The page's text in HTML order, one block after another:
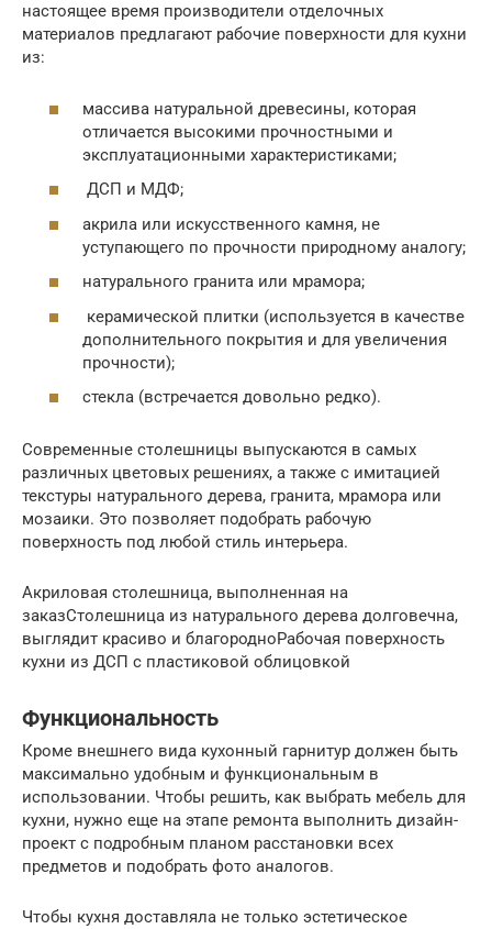
настоящее время производители отделочных
материалов предлагают рабочие поверхности для кухни
из:
массива натуральной древесины, которая
отличается высокими прочностными и
эксплуатационными характеристиками;
ДСП и МДФ;
акрила или искусственного камня, не
уступающего по прочности природному аналогу;
натурального гранита или мрамора;
керамической плитки (используется в качестве
дополнительного покрытия и для увеличения
прочности);
стекла (встречается довольно редко).
Современные столешницы выпускаются в самых
различных цветовых решениях, а также с имитацией
текстуры натурального дерева, гранита, мрамора или
мозаики. Это позволяет подобрать рабочую
поверхность под любой стиль интерьера.
Акриловая столешница, выполненная на
заказСтолешница из натурального дерева долговечна,
выглядит красиво и благородноРабочая поверхность
кухни из ДСП с пластиковой облицовкой
Функциональность
Кроме внешнего вида кухонный гарнитур должен быть
максимально удобным и функциональным в
использовании. Чтобы решить, как выбрать мебель для
кухни, нужно еще на этапе ремонта выполнить дизайн-
проект с подробным планом расстановки всех
предметов и подобрать фото аналогов.
Чтобы кухня доставляла не только эстетическое